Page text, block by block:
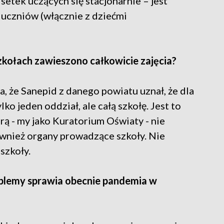
(włącznie z dziećmi
zawieszono całkowicie zajęcia?
Sanepid z danego powiatu uznał, że dla
jeden oddział, ale całą szkołę. Jest to
- my jako Kuratorium Oświaty - nie
organy prowadzące szkoły. Nie
sprawia obecnie pandemia w